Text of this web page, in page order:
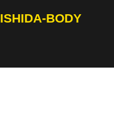
ISHIDA-BODY